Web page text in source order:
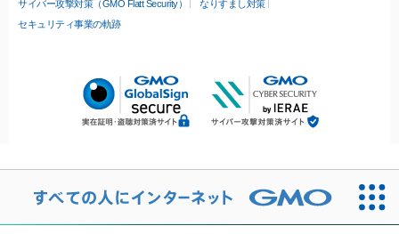
サイバー攻撃対策（GMO Flatt Security）
なりすまし対策
セキュリティ事業の軌跡